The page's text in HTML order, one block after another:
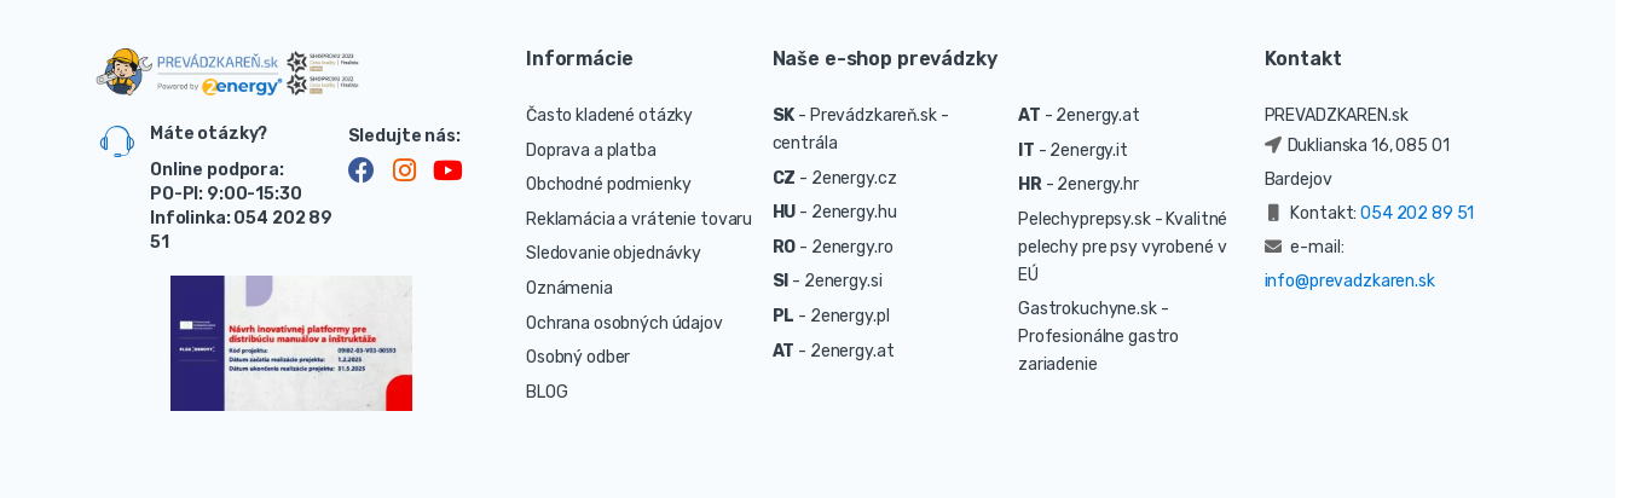
Máte otázky?
Online podpora:
PO-PI: 9:00-15:30
Infolinka: 054 202 89
51
Informácie
Často kladené otázky
Doprava a platba
Obchodné podmienky
Reklamácia a vrátenie tovaru
Sledovanie objednávky
Oznámenia
Ochrana osobných údajov
Osobný odber
BLOG
Naše e-shop prevádzky
SK - Prevádzkareň.sk -
centrála
CZ - 2energy.cz
HU - 2energy.hu
RO - 2energy.ro
SI - 2energy.si
PL - 2energy.pl
AT - 2energy.at
AT - 2energy.at
IT - 2energy.it
HR- 2energy.hr
Pelechyprepsy.sk - Kvalitné
pelechy pre psy vyrobené v
EÚ
Gastrokuchyne.sk -
Profesionálne gastro
zariadenie
Kontakt
PREVADZKAREN.sk
Duklianska 16, 085 01
Bardejov
Kontakt:054 202 89 51
e-mail:
info@prevadzkaren.sk